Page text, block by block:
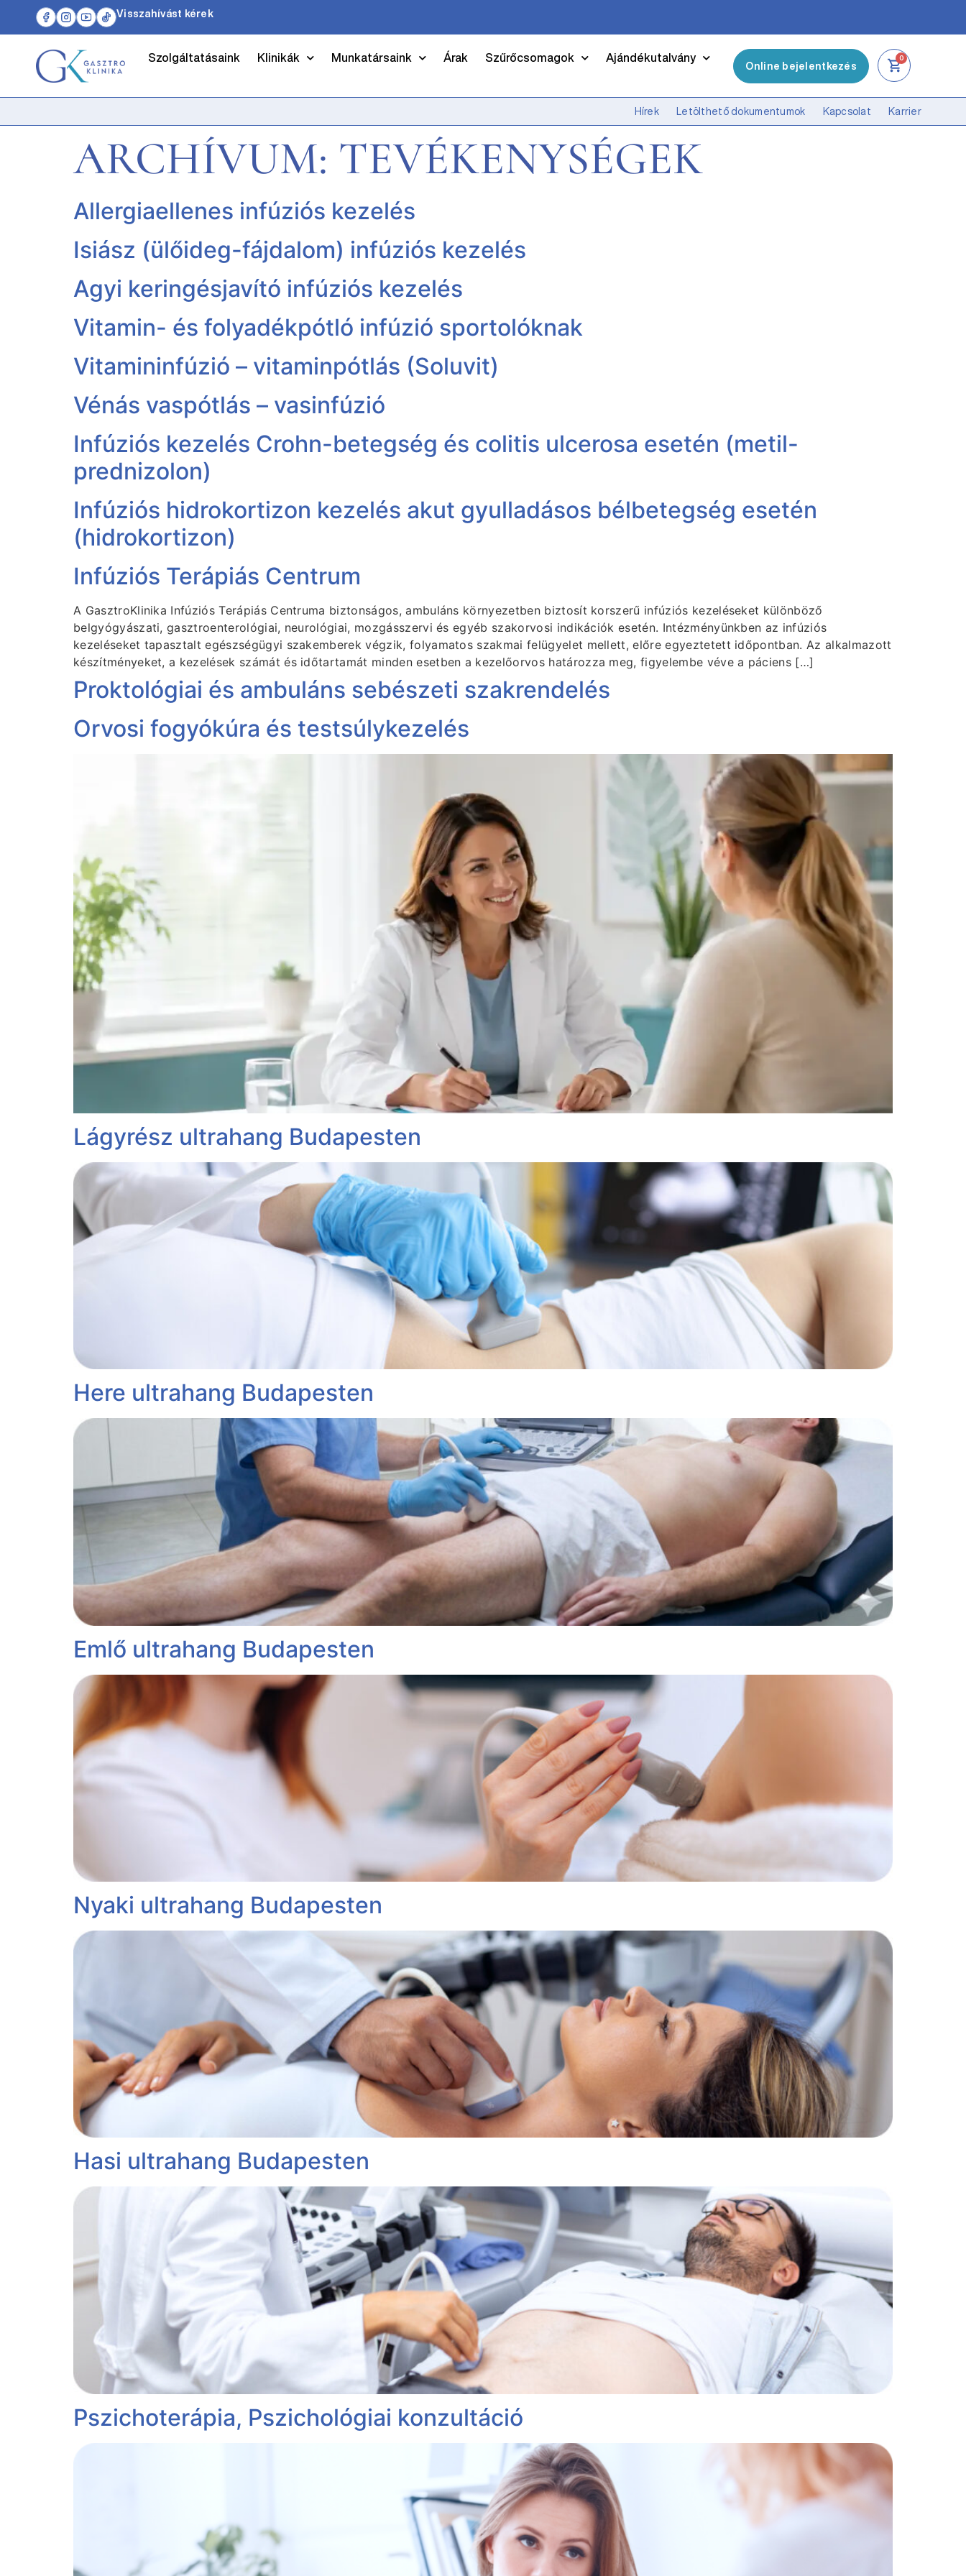
Visszahívást kérek
Szolgáltatásaink Klinikák Munkatársaink Árak Szűrőcsomagok Ajándékutalvány
Online bejelentkezés
0
Hírek Letölthető dokumentumok Kapcsolat Karrier
ARCHÍVUM: TEVÉKENYSÉGEK
Allergiaellenes infúziós kezelés
Isiász (ülőideg-fájdalom) infúziós kezelés
Agyi keringésjavító infúziós kezelés
Vitamin- és folyadékpótló infúzió sportolóknak
Vitamininfúzió – vitaminpótlás (Soluvit)
Vénás vaspótlás – vasinfúzió
Infúziós kezelés Crohn-betegség és colitis ulcerosa esetén (metil-
prednizolon)
Infúziós hidrokortizon kezelés akut gyulladásos bélbetegség esetén
(hidrokortizon)
Infúziós Terápiás Centrum
A GasztroKlinika Infúziós Terápiás Centruma biztonságos, ambuláns környezetben biztosít korszerű infúziós kezeléseket különböző
belgyógyászati, gasztroenterológiai, neurológiai, mozgásszervi és egyéb szakorvosi indikációk esetén. Intézményünkben az infúziós
kezeléseket tapasztalt egészségügyi szakemberek végzik, folyamatos szakmai felügyelet mellett, előre egyeztetett időpontban. Az alkalmazott
készítményeket, a kezelések számát és időtartamát minden esetben a kezelőorvos határozza meg, figyelembe véve a páciens […]
Proktológiai és ambuláns sebészeti szakrendelés
Orvosi fogyókúra és testsúlykezelés
Lágyrész ultrahang Budapesten
Here ultrahang Budapesten
Emlő ultrahang Budapesten
Nyaki ultrahang Budapesten
Hasi ultrahang Budapesten
Pszichoterápia, Pszichológiai konzultáció